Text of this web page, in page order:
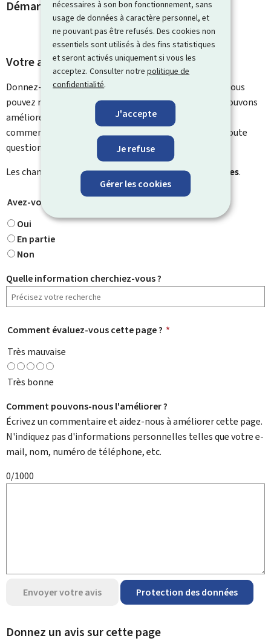
nécessaires à son bon fonctionnement, sans
usage de données à caractère personnel, et
ne pouvant pas être refusés. Des cookies non
essentiels sont utilisés à des fins statistiques
et seront activés uniquement si vous les
acceptez. Consulter notrepolitique de
confidentialité.
J'accepte
Je refuse
Gérer les cookies
Démarches et liens associés
Votre avis nous intéresse
Donnez-nous votre avis sur le contenu de cette page. Vous
pouvez nous laisser un commentaire sur ce que nous pouvons
améliorer. Vous ne recevrez pas de réponse à votre
commentaire. Utilisez le formulaire de contact pour toute
question particulière.
Les champs marqués d’une étoile ( * ) sontobligatoires.
Avez-vous trouvé ce que vous cherchiez ?
Oui
En partie
Non
Quelle information cherchiez-vous ?
Comment évaluez-vous cette page ? *
Très mauvaise
Très bonne
Comment pouvons-nous l'améliorer ?
Écrivez un commentaire et aidez-nous à améliorer cette page.
N'indiquez pas d'informations personnelles telles que votre e-
mail, nom, numéro de téléphone, etc.
0/1000
Envoyer votre avis Protection des données
Donnez un avis sur cette page